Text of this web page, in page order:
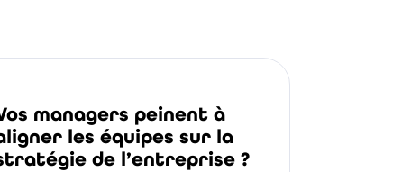
managers peinent à
les équipes sur la
de l’entreprise ?